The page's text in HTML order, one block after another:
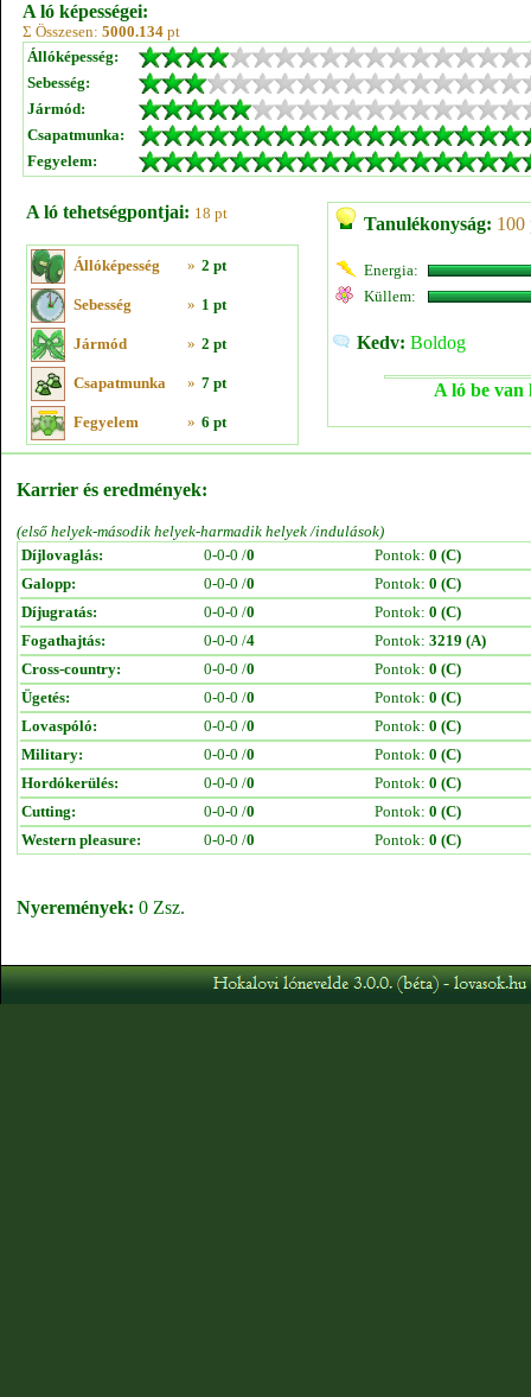
A ló képességei:
Σ Összesen: 5000.134 pt
Állóképesség:
Sebesség:
Jármód:
Csapatmunka:
Fegyelem:
A ló tehetségpontjai: 18 pt
Állóképesség » 2 pt
Sebesség » 1 pt
Jármód » 2 pt
Csapatmunka » 7 pt
Fegyelem » 6 pt
Tanulékonyság: 100
Energia:
Küllem:
Kedv: Boldog
A ló be van
Karrier és eredmények:
(első helyek-második helyek-harmadik helyek /indulások)
Díjlovaglás:
0-0-0 /0 Pontok: 0 (C)
Galopp:
0-0-0 /0 Pontok: 0 (C)
Díjugratás:
0-0-0 /0 Pontok: 0 (C)
Fogathajtás:
0-0-0 /4 Pontok: 3219 (A)
Cross-country:
0-0-0 /0 Pontok: 0 (C)
Ügetés:
0-0-0 /0 Pontok: 0 (C)
Lovaspóló:
0-0-0 /0 Pontok: 0 (C)
Military:
0-0-0 /0 Pontok: 0 (C)
Hordókerülés:
0-0-0 /0 Pontok: 0 (C)
Cutting:
0-0-0 /0 Pontok: 0 (C)
Western pleasure:
0-0-0 /0 Pontok: 0 (C)
Nyeremények: 0 Zsz.